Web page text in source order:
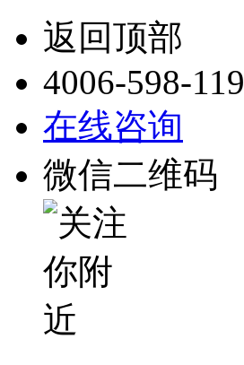
返回顶部
4006-598-119
在线咨询
微信二维码